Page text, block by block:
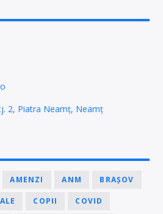
2, Piatra Neamț, Neamț
AMENZI ANM BRAȘOV
COPII COVID